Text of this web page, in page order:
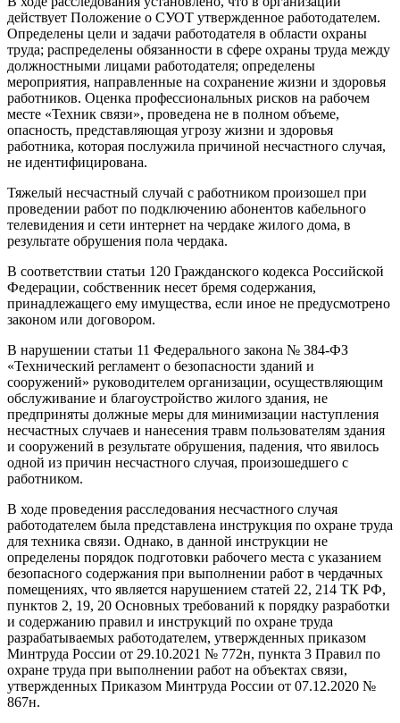
действует Положение о СУОТ утвержденное работодателем.
Определены цели и задачи работодателя в области охраны
труда; распределены обязанности в сфере охраны труда между
должностными лицами работодателя; определены
мероприятия, направленные на сохранение жизни и здоровья
работников. Оценка профессиональных рисков на рабочем
месте «Техник связи», проведена не в полном объеме,
опасность, представляющая угрозу жизни и здоровья
работника, которая послужила причиной несчастного случая,
не идентифицирована.
Тяжелый несчастный случай с работником произошел при
проведении работ по подключению абонентов кабельного
телевидения и сети интернет на чердаке жилого дома, в
результате обрушения пола чердака.
В соответствии статьи 120 Гражданского кодекса Российской
Федерации, собственник несет бремя содержания,
принадлежащего ему имущества, если иное не предусмотрено
законом или договором.
В нарушении статьи 11 Федерального закона № 384-ФЗ
«Технический регламент о безопасности зданий и
сооружений» руководителем организации, осуществляющим
обслуживание и благоустройство жилого здания, не
предприняты должные меры для минимизации наступления
несчастных случаев и нанесения травм пользователям здания
и сооружений в результате обрушения, падения, что явилось
одной из причин несчастного случая, произошедшего с
работником.
В ходе проведения расследования несчастного случая
работодателем была представлена инструкция по охране труда
для техника связи. Однако, в данной инструкции не
определены порядок подготовки рабочего места с указанием
безопасного содержания при выполнении работ в чердачных
помещениях, что является нарушением статей 22, 214 ТК РФ,
пунктов 2, 19, 20 Основных требований к порядку разработки
и содержанию правил и инструкций по охране труда
разрабатываемых работодателем, утвержденных приказом
Минтруда России от 29.10.2021 № 772н, пункта 3 Правил по
охране труда при выполнении работ на объектах связи,
утвержденных Приказом Минтруда России от 07.12.2020 №
867н.